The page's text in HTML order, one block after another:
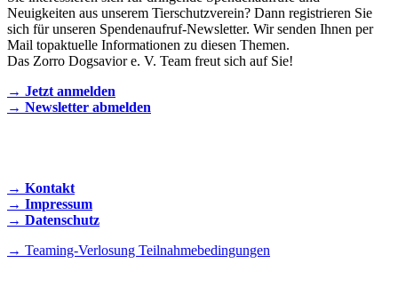
Neuigkeiten aus unserem Tierschutzverein? Dann registrieren Sie
sich für unseren Spendenaufruf-Newsletter. Wir senden Ihnen per
Mail topaktuelle Informationen zu diesen Themen.
Das Zorro Dogsavior e. V. Team freut sich auf Sie!
→ Jetzt anmelden
→ Newsletter abmelden
→ Kontakt
→ Impressum
→ Datenschutz
→ Teaming-Verlosung Teilnahmebedingungen